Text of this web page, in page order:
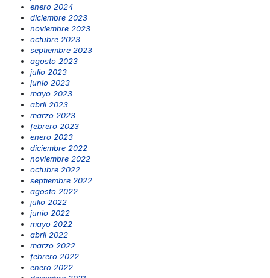
enero 2024
diciembre 2023
noviembre 2023
octubre 2023
septiembre 2023
agosto 2023
julio 2023
junio 2023
mayo 2023
abril 2023
marzo 2023
febrero 2023
enero 2023
diciembre 2022
noviembre 2022
octubre 2022
septiembre 2022
agosto 2022
julio 2022
junio 2022
mayo 2022
abril 2022
marzo 2022
febrero 2022
enero 2022